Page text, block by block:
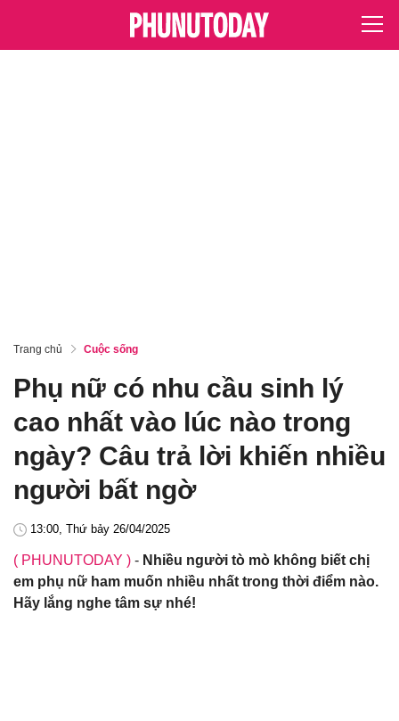
Trang chủ Cuộc sống
Phụ nữ có nhu cầu sinh lý
cao nhất vào lúc nào trong
ngày? Câu trả lời khiến nhiều
người bất ngờ
13:00, Thứ bảy 26/04/2025
( PHUNUTODAY ) - Nhiều người tò mò không biết chị
em phụ nữ ham muốn nhiều nhất trong thời điểm nào.
Hãy lắng nghe tâm sự nhé!